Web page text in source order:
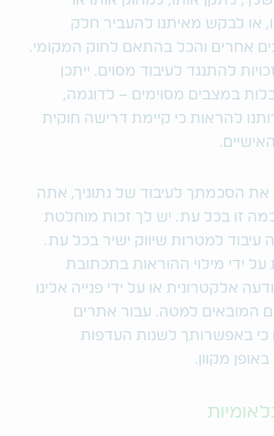
או לבקש מאיתנו להעביר חלק
אחרים והכל בהתאם לחוק המקומי.
להתנגד לעיבוד מסוים. ייתכן
במצבים מסוימים – לדוגמה,
להראות כי קיימת דרישה חוקית
הסכמתך לעיבוד של נתוניך, אתה
זו בכל עת. יש לך זכות מוחלטת
עיבוד למטרות שיווק ישיר בכל עת.
ידי מילוי ההוראות בתכתובת
אלקטרונית או על ידי פנייה אלינו
המובאים למטה. עבור אתרים
כי באפשרותך לשנות העדפות
מקוון.